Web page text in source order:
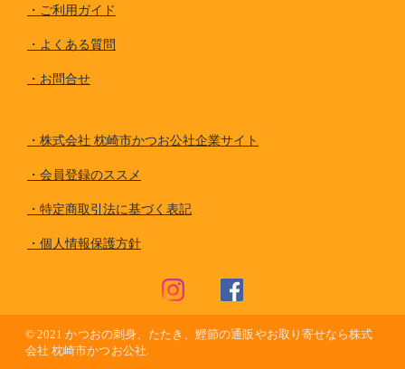
・ ご利用ガイド
・ よくある質問
・ お問合せ
・ 株式会社 枕崎市かつお公社企業サイト
・ 会員登録のススメ
・ 特定商取引法に基づく表記
・ 個人情報保護方針
© 2021かつおの刺身、たたき、鰹節の通販やお取り寄せなら株式
会社 枕崎市かつお公社.